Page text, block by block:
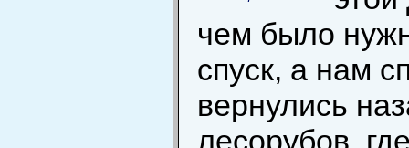
чем было
спуск, а нам
вернулись
лесорубов,